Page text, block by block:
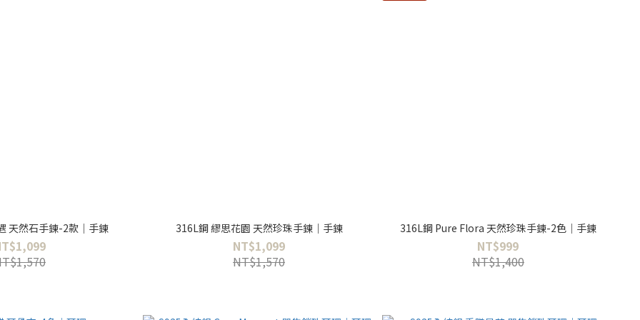
天然石手鍊-2款｜手鍊 316L鋼 繆思花園 天然珍珠手鍊｜手鍊
NT$1,099
NT$1,570
316L鋼 Pure Flora 天然珍珠手鍊-2色｜手鍊
NT$999
NT$1,400